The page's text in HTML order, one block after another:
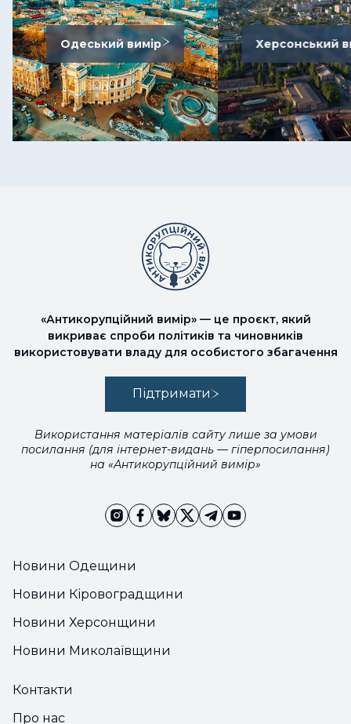
Одеський вимір Херсонський
Новини Одещини
Новини Кіровоградщини
Новини Херсонщини
Новини Миколаївщини
«Антикорупційний вимір» — це проєкт, який
викриває спроби політиків та чиновників
використовувати владу для особистого збагачення
Підтримати
Використання матеріалів сайту лише за умови
посилання (для інтернет-видань — гіперпосилання)
на «Антикорупційний вимір»
Контакти
Про нас